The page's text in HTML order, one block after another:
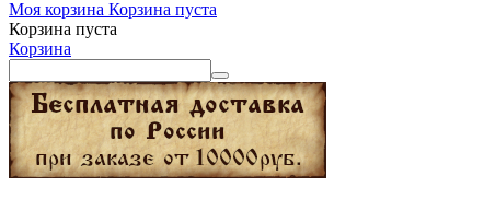
Моя корзина Корзина пуста
Корзина пуста
Корзина